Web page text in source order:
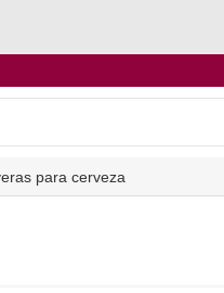
para cerveza